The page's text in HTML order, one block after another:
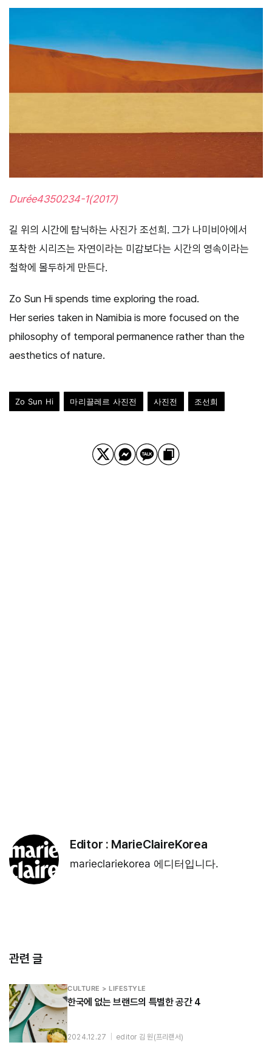
Durée4350234-1(2017)
길 위의 시간에 탐닉하는 사진가 조선희. 그가 나미비아에서
포착한 시리즈는 자연이라는 미감보다는 시간의 영속이라는
철학에 몰두하게 만든다.
Zo Sun Hi spends time exploring the road.
Her series taken in Namibia is more focused on the
philosophy of temporal permanence rather than the
aesthetics of nature.
Zo Sun Hi 마리끌레르 사진전 사진전 조선희
Editor : MarieClaireKorea
marieclariekorea 에디터입니다.
관련 글
CULTURE > LIFESTYLE
한국에 없는 브랜드의 특별한 공간 4
2024.12.27 editor 김 원(프리랜서)